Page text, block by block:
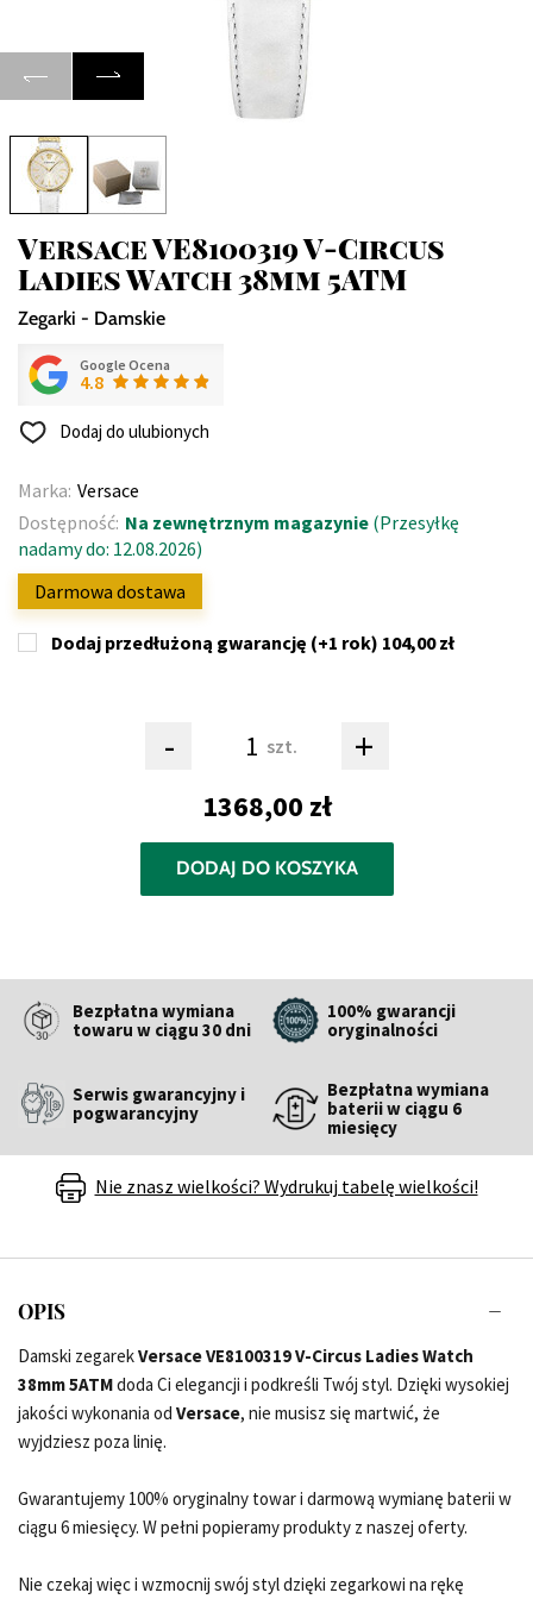
Versace VE8100319 V-Circus
Ladies Watch 38mm 5ATM
Zegarki - Damskie
Google Ocena
4.8
Dodaj do ulubionych
Marka: Versace
Dostępność: Na zewnętrznym magazynie (Przesyłkę
nadamy do: 12.08.2026)
Darmowa dostawa
Dodaj przedłużoną gwarancję (+1 rok) 104,00 zł
- szt. +
1368,00 zł
DODAJ DO KOSZYKA
Bezpłatna wymiana
towaru w ciągu 30 dni
100% gwarancji
oryginalności
Serwis gwarancyjny i
pogwarancyjny
Bezpłatna wymiana
baterii w ciągu 6
miesięcy
Nie znasz wielkości? Wydrukuj tabelę wielkości!
OPIS
Damski zegarekVersace VE8100319 V-Circus Ladies Watch
38mm 5ATMdoda Ci elegancji i podkreśli Twój styl. Dzięki wysokiej
jakości wykonania od Versace, nie musisz się martwić, że
wyjdziesz poza linię.
Gwarantujemy 100% oryginalny towar i darmową wymianę baterii w
ciągu 6 miesięcy. W pełni popieramy produkty z naszej oferty.
Nie czekaj więc i wzmocnij swój styl dzięki zegarkowi na rękę